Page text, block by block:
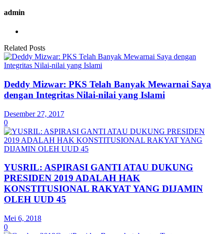
admin
Related Posts
Deddy Mizwar: PKS Telah Banyak Mewarnai Saya
dengan Integritas Nilai-nilai yang Islami
Desember 27, 2017
0
YUSRIL: ASPIRASI GANTI ATAU DUKUNG
PRESIDEN 2019 ADALAH HAK
KONSTITUSIONAL RAKYAT YANG DIJAMIN
OLEH UUD 45
Mei 6, 2018
0